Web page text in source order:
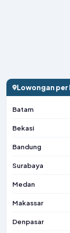
Lowongan per
Batam
Bekasi
Bandung
Surabaya
Medan
Makassar
Denpasar